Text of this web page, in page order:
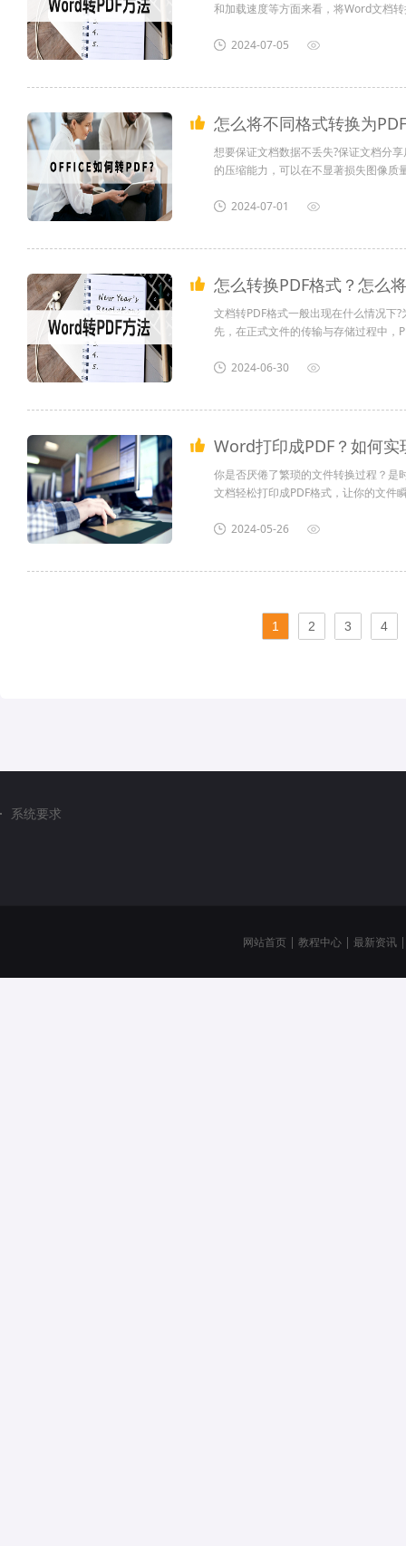
和加载速度等方面来看，将Word文档
2024-07-05
怎么将不同格式转换为
想要保证文档数据不丢失?保证文档分
的压缩能力，可以在不显著损失图像
支持多种安全功能，如设置密码保护、
2024-07-01
怎么转换PDF格式？怎么
文档转PDF格式一般出现在什么情况下
先，在正式文件的传输与存储过程中，
2024-06-30
Word打印成PDF？如何实
你是否厌倦了繁琐的文件转换过程？是
文档轻松打印成PDF格式，让你的文件
pdf福昕PDF阅读器是一款功能强大的
2024-05-26
1 2 3 4
系统要求
网站首页 | 教程中心 | 最新资讯 |